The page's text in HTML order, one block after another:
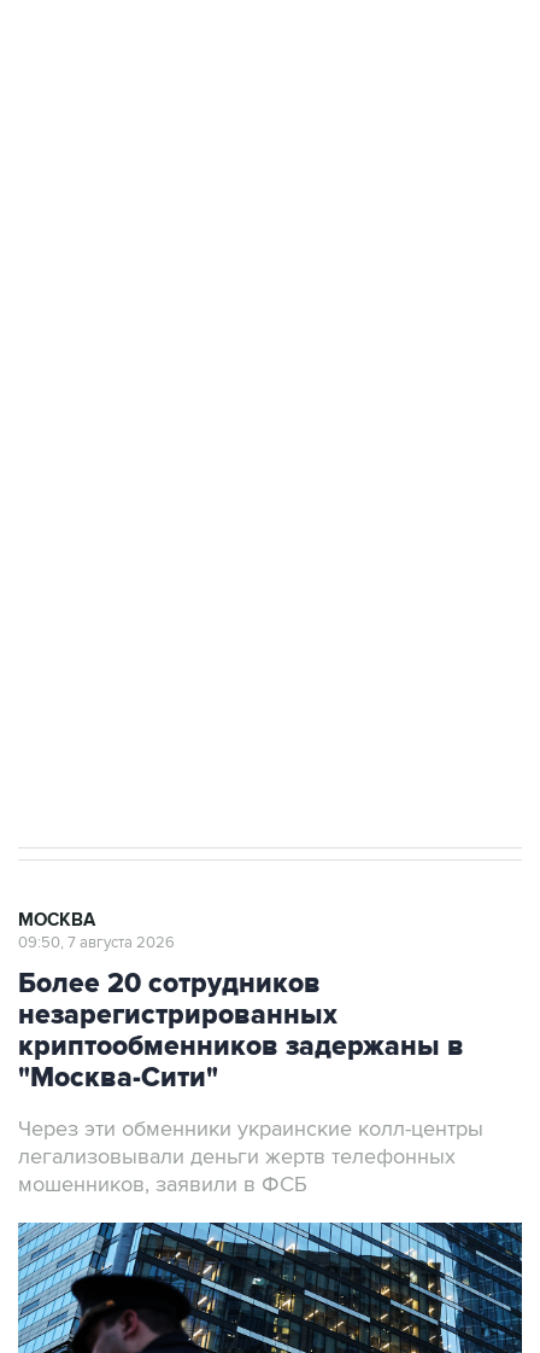
МОСКВА
09:50, 7 августа 2026
Более 20 сотрудников
незарегистрированных
криптообменников задержаны в
"Москва-Сити"
Через эти обменники украинские колл-центры
легализовывали деньги жертв телефонных
мошенников, заявили в ФСБ